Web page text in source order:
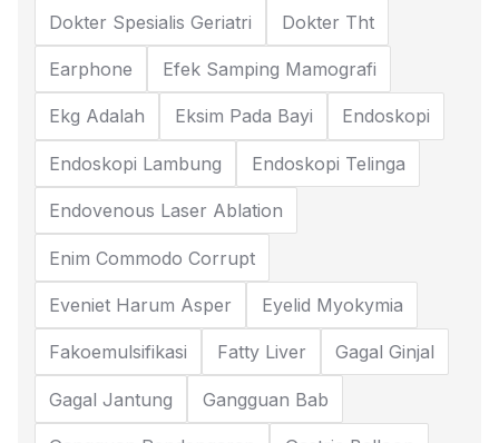
Dokter Spesialis Geriatri Dokter Tht
Earphone Efek Samping Mamografi
Ekg Adalah Eksim Pada Bayi Endoskopi
Endoskopi Lambung Endoskopi Telinga
Endovenous Laser Ablation
Enim Commodo Corrupt
Eveniet Harum Asper Eyelid Myokymia
Fakoemulsifikasi Fatty Liver Gagal Ginjal
Gagal Jantung Gangguan Bab